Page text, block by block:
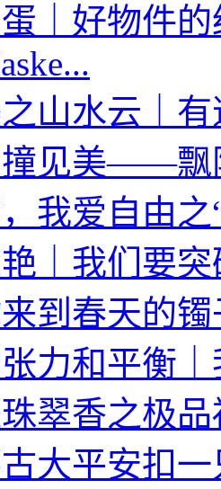
｜好物件的
山水云｜有
撞见美——飘
我爱自由之
｜我们要突
到春天的镯
力和平衡｜
翠香之极品
大平安扣一